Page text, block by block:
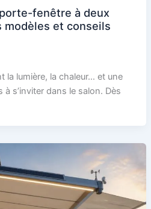
fenêtre à deux
modèles et conseils
la lumière, la chaleur… et une
à s’inviter dans le salon. Dès